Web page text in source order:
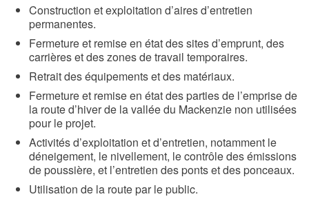
Construction et exploitation d’aires d’entretien
permanentes.
Fermeture et remise en état des sites d’emprunt, des
carrières et des zones de travail temporaires.
Retrait des équipements et des matériaux.
Fermeture et remise en état des parties de l’emprise de
la route d’hiver de la vallée du Mackenzie non utilisées
pour le projet.
Activités d’exploitation et d’entretien, notamment le
déneigement, le nivellement, le contrôle des émissions
de poussière, et l’entretien des ponts et des ponceaux.
Utilisation de la route par le public.